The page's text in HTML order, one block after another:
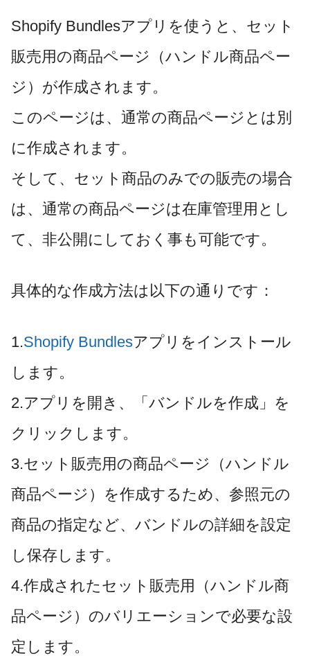
Shopify Bundlesアプリを使うと、セット
販売用の商品ページ（ハンドル商品ペー
ジ）が作成されます。
このページは、通常の商品ページとは別
に作成されます。
そして、セット商品のみでの販売の場合
は、通常の商品ページは在庫管理用とし
て、非公開にしておく事も可能です。
具体的な作成方法は以下の通りです：
1.Shopify Bundlesアプリをインストール
します。
2.アプリを開き、「バンドルを作成」を
クリックします。
3.セット販売用の商品ページ（ハンドル
商品ページ）を作成するため、参照元の
商品の指定など、バンドルの詳細を設定
し保存します。
4.作成されたセット販売用（ハンドル商
品ページ）のバリエーションで必要な設
定します。